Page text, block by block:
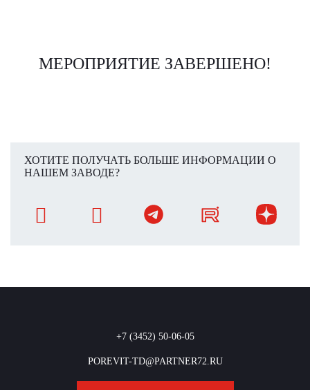
МЕРОПРИЯТИЕ ЗАВЕРШЕНО!
ХОТИТЕ ПОЛУЧАТЬ БОЛЬШЕ ИНФОРМАЦИИ О
НАШЕМ ЗАВОДЕ?
+7 (3452) 50-06-05
POREVIT-TD@PARTNER72.RU